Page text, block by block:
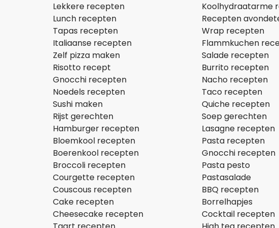
Lekkere recepten
Lunch recepten
Tapas recepten
Italiaanse recepten
Zelf pizza maken
Risotto recept
Gnocchi recepten
Noedels recepten
Sushi maken
Rijst gerechten
Hamburger recepten
Bloemkool recepten
Boerenkool recepten
Broccoli recepten
Courgette recepten
Couscous recepten
Cake recepten
Cheesecake recepten
Koolhydraatarme
Recepten
Wrap recepten
Flammkuchen
Salade recepten
Burrito recepten
Nacho recepten
Taco recepten
Quiche recepten
Soep gerechten
Lasagne recepten
Pasta recepten
Gnocchi recepten
Pasta pesto
Pastasalade
BBQ recepten
Borrelhapjes
Cocktail recepten